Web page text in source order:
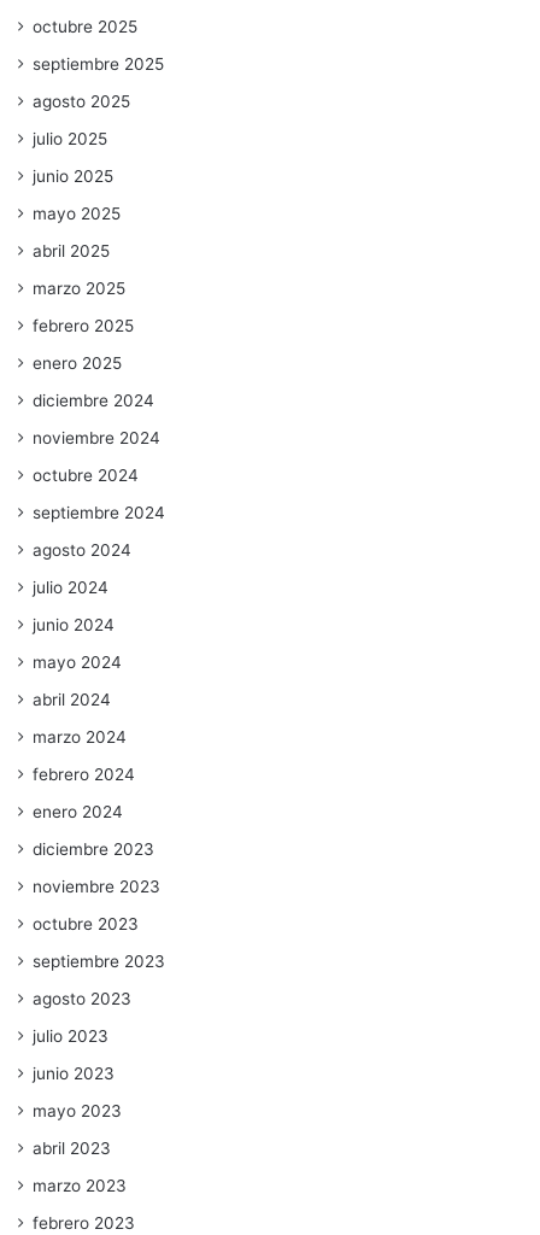
octubre 2025
septiembre 2025
agosto 2025
julio 2025
junio 2025
mayo 2025
abril 2025
marzo 2025
febrero 2025
enero 2025
diciembre 2024
noviembre 2024
octubre 2024
septiembre 2024
agosto 2024
julio 2024
junio 2024
mayo 2024
abril 2024
marzo 2024
febrero 2024
enero 2024
diciembre 2023
noviembre 2023
octubre 2023
septiembre 2023
agosto 2023
julio 2023
junio 2023
mayo 2023
abril 2023
marzo 2023
febrero 2023